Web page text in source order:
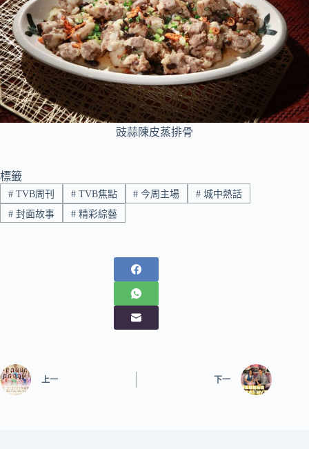
豉蒜陳皮蒸排骨
標籤
#TVB周刊 #TVB焦點 # 今周主場 # 城中熱話
#封面故事 #精彩綜藝
上一 下一